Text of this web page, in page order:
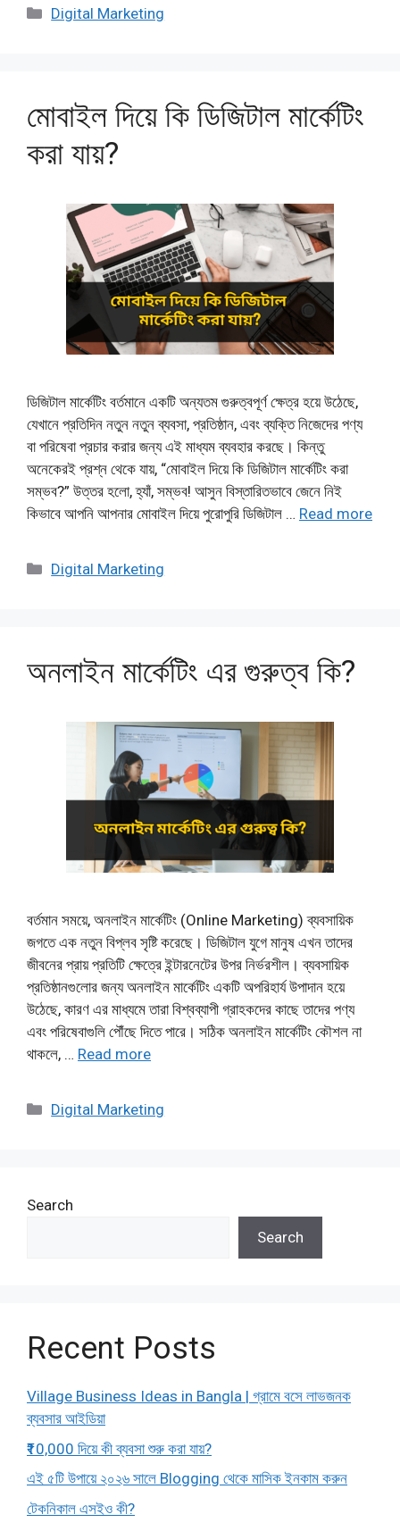
Categories
Digital Marketing
মোবাইল দিয়ে কি ডিজিটাল মার্কেটিং
করা যায়?
ডিজিটাল মার্কেটিং বর্তমানে একটি অন্যতম গুরুত্বপূর্ণ ক্ষেত্র হয়ে উঠেছে,
যেখানে প্রতিদিন নতুন নতুন ব্যবসা, প্রতিষ্ঠান, এবং ব্যক্তি নিজেদের পণ্য
বা পরিষেবা প্রচার করার জন্য এই মাধ্যম ব্যবহার করছে। কিন্তু
অনেকেরই প্রশ্ন থেকে যায়, “মোবাইল দিয়ে কি ডিজিটাল মার্কেটিং করা
সম্ভব?” উত্তর হলো, হ্যাঁ, সম্ভব! আসুন বিস্তারিতভাবে জেনে নিই
কিভাবে আপনি আপনার মোবাইল দিয়ে পুরোপুরি ডিজিটাল … Read more
Categories
Digital Marketing
অনলাইন মার্কেটিং এর গুরুত্ব কি?
বর্তমান সময়ে, অনলাইন মার্কেটিং (Online Marketing) ব্যবসায়িক
জগতে এক নতুন বিপ্লব সৃষ্টি করেছে। ডিজিটাল যুগে মানুষ এখন তাদের
জীবনের প্রায় প্রতিটি ক্ষেত্রে ইন্টারনেটের উপর নির্ভরশীল। ব্যবসায়িক
প্রতিষ্ঠানগুলোর জন্য অনলাইন মার্কেটিং একটি অপরিহার্য উপাদান হয়ে
উঠেছে, কারণ এর মাধ্যমে তারা বিশ্বব্যাপী গ্রাহকদের কাছে তাদের পণ্য
এবং পরিষেবাগুলি পৌঁছে দিতে পারে। সঠিক অনলাইন মার্কেটিং কৌশল না
থাকলে, … Read more
Categories
Digital Marketing
Search
Search
Recent Posts
Village Business Ideas in Bangla | গ্রামে বসে লাভজনক
ব্যবসার আইডিয়া
₹10,000 দিয়ে কী ব্যবসা শুরু করা যায়?
এই ৫টি উপায়ে ২০২৬ সালে Blogging থেকে মাসিক ইনকাম করুন
টেকনিকাল এসইও কী?